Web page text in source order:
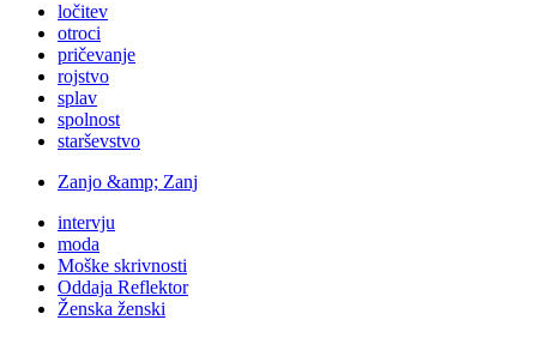
ločitev
otroci
pričevanje
rojstvo
splav
spolnost
starševstvo
Zanjo &amp; Zanj
intervju
moda
Moške skrivnosti
Oddaja Reflektor
Ženska ženski